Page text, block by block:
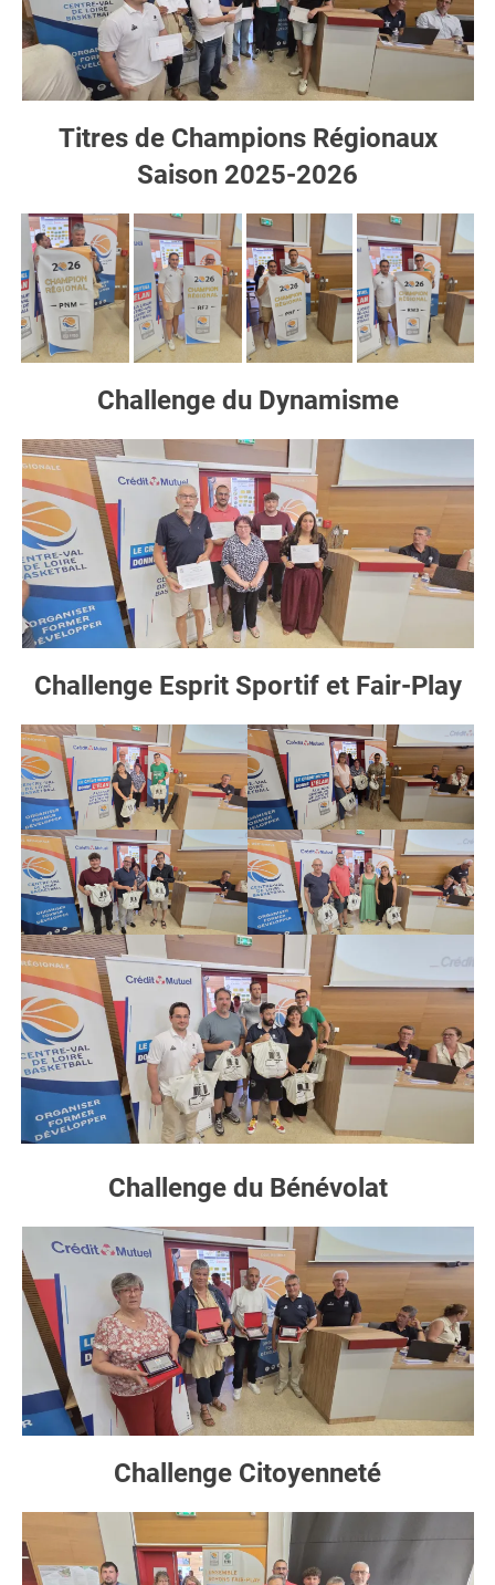
Titres de Champions Régionaux
Saison 2025-2026
Challenge du Dynamisme
Challenge Esprit Sportif et Fair-Play
Challenge du Bénévolat
Challenge Citoyenneté